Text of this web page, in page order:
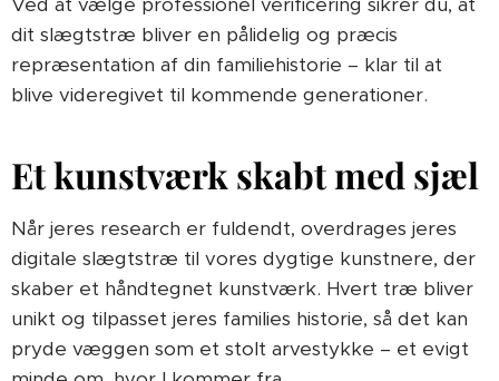
dit slægtstræ bliver en pålidelig og præcis
repræsentation af din familiehistorie – klar til at
blive videregivet til kommende generationer.
Et kunstværk skabt med sjæl
Når jeres research er fuldendt, overdrages jeres
digitale slægtstræ til vores dygtige kunstnere, der
skaber et håndtegnet kunstværk. Hvert træ bliver
unikt og tilpasset jeres families historie, så det kan
pryde væggen som et stolt arvestykke – et evigt